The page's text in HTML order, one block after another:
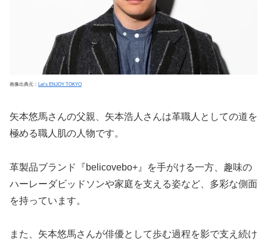
画像出典元： Let’s ENJOY TOKYO
矢本悠馬さんの父親、矢本浩人さんは革職人としての道を
極める職人肌の人物です。
革製品ブランド『belicovebo+』を手がける一方、趣味の
ハーレーダビッドソンや家庭を支える姿など、多彩な側面
を持っています。
また、矢本悠馬さんが俳優として歩む過程を影で支え続け